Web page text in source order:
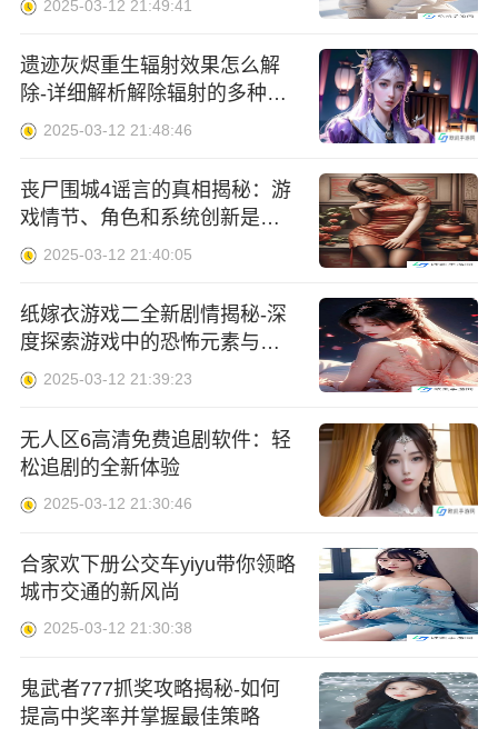
2025-03-12 21:49:41
遗迹灰烬重生辐射效果怎么解
除-详细解析解除辐射的多种方
法与注意事项
2025-03-12 21:48:46
丧尸围城4谣言的真相揭秘：游
戏情节、角色和系统创新是否
可信2025-03-12 21:40:05
纸嫁衣游戏二全新剧情揭秘-深
度探索游戏中的恐怖元素与独
特设计
2025-03-12 21:39:23
无人区6高清免费追剧软件：轻
松追剧的全新体验
2025-03-12 21:30:46
合家欢下册公交车yiyu带你领略
城市交通的新风尚
2025-03-12 21:30:38
鬼武者777抓奖攻略揭秘-如何
提高中奖率并掌握最佳策略